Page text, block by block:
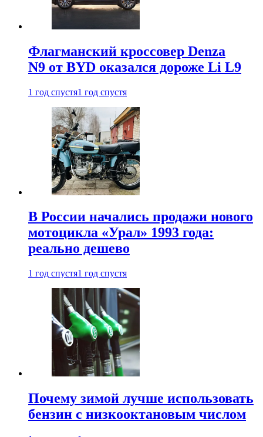
Флагманский кроссовер Denza
N9 от BYD оказался дороже Li L9
1 год спустя1 год спустя
В России начались продажи нового
мотоцикла «Урал» 1993 года:
реально дешево
1 год спустя1 год спустя
Почему зимой лучше использовать
бензин с низкооктановым числом